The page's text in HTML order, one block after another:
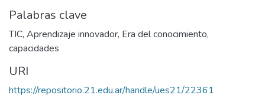
Palabras clave
TIC, Aprendizaje innovador, Era del conocimiento,
capacidades
URI
https://repositorio.21.edu.ar/handle/ues21/22361